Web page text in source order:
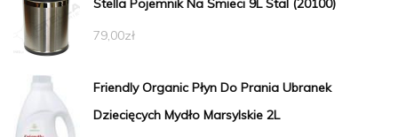
Stella Pojemnik Na Śmieci 9L Stal (20100)
79,00zł
Friendly Organic Płyn Do Prania Ubranek
Dziecięcych Mydło Marsylskie 2L